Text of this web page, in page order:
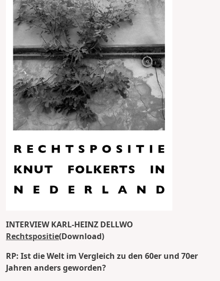
INTERVIEW KARL-HEINZ DELLWO
Rechtspositie(Download)
RP: Ist die Welt im Vergleich zu den 60er und 70er
Jahren anders geworden?